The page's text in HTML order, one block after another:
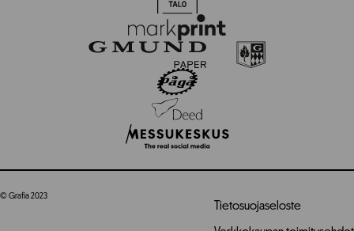
© Grafia 2023
Tietosuojaseloste